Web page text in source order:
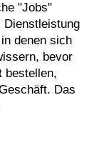
"Jobs"
denen sich
bevor
bestellen,
Das